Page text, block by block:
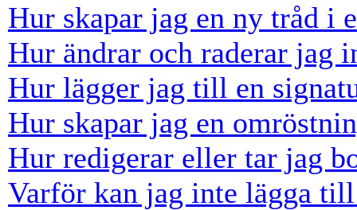
Hur skapar jag en ny tråd i
Hur ändrar och raderar jag
Hur lägger jag till en
Hur skapar jag en
Hur redigerar eller tar jag
Varför kan jag inte lägga